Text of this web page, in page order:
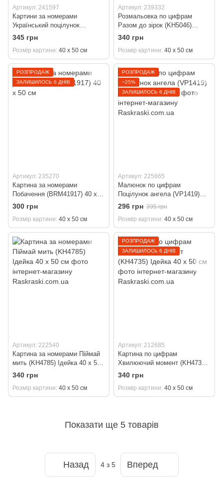
Артикул: 241597
Картини за номерами
Український поцілунок
(KH4876) Ідейка 40 х 50 см
345 грн
Розмір картини 40 х 50 см
Артикул: 239332
Розмальовка по цифрам
Разом до зірок (KH5046)
Ідейка 40 х 50 см
340 грн
Розмір картини 40 х 50 см
РОЗПРОДАЖ
ЗАЛИШИЛОСЬ 6 ДНІВ
Артикул: 235270
Картина за номерами
Побачення (BRM41917) 40 х
50 см
300 грн
Розмір картини 40 х 50 см
РОЗПРОДАЖ
−25%
ЗАЛИШИЛОСЬ 6 ДНІВ
Артикул: 225665
Малюнок по цифрам
Поцілунок ангела (VP1419)
Babylon 40 х 50 см
296 грн 395 грн
Розмір картини 40 х 50 см
Артикул: 222540
Картина за номерами Піймай
мить (KH4785) Ідейка 40 х 50
см
340 грн
Розмір картини 40 х 50 см
РОЗПРОДАЖ
ЗАЛИШИЛОСЬ 6 ДНІВ
Артикул: 212685
Картина по цифрам
Хвилюючий момент (KH4735)
Ідейка 40 х 50 см
340 грн
Розмір картини 40 х 50 см
Показати ще 5 товарів
Назад 4з 5 Вперед